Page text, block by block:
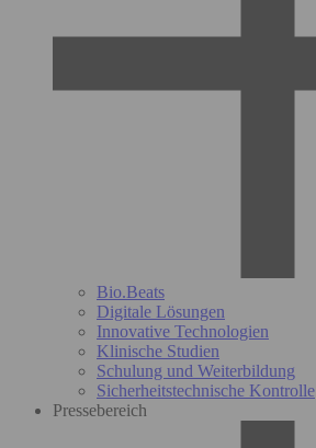
Bio.Beats
Digitale Lösungen
Innovative Technologien
Klinische Studien
Schulung und Weiterbildung
Sicherheitstechnische Kontrolle
Pressebereich